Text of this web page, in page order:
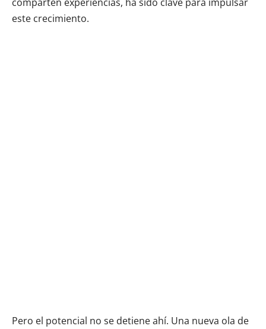
este crecimiento.
Pero el potencial no se detiene ahí. Una nueva ola de